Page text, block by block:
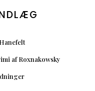
af Roxnakowsky